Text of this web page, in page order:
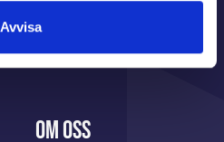
Avvisa
Om oss